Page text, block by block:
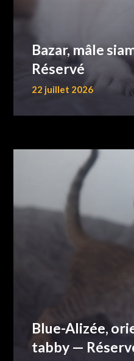
Bazar, mâle
Réservé
22 juillet 2026
Blue-Alizée,
tabby —